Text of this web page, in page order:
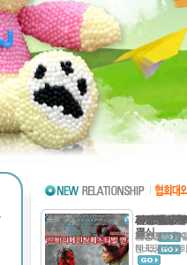
사)한국풍
을 ..
NULL
2012년 제
NULL
한국풍선문
결식
한국풍선문
금산인삼축
금산인삼축
세상에서
세상에서 제
2008 월드
2008 월드바